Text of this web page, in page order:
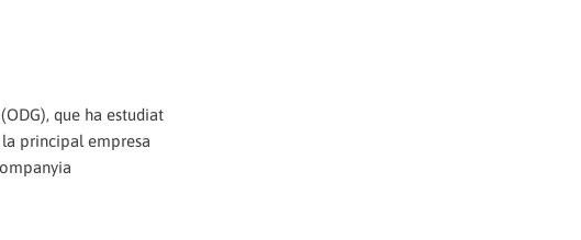
que ha estudiat
principal empresa